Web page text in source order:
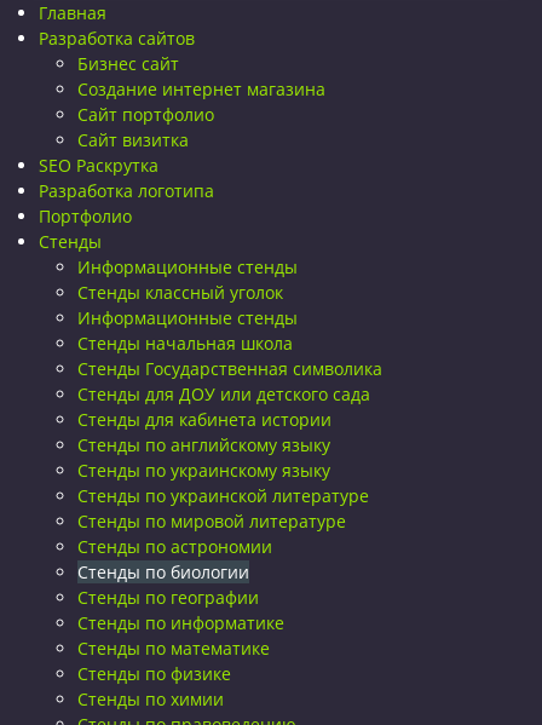
Главная
Разработка сайтов
Бизнес сайт
Создание интернет магазина
Сайт портфолио
Сайт визитка
SEO Раскрутка
Разработка логотипа
Портфолио
Стенды
Информационные стенды
Стенды классный уголок
Информационные стенды
Стенды начальная школа
Стенды Государственная символика
Стенды для ДОУ или детского сада
Стенды для кабинета истории
Стенды по английскому языку
Стенды по украинскому языку
Стенды по украинской литературе
Стенды по мировой литературе
Стенды по астрономии
Стенды по биологии
Стенды по географии
Стенды по информатике
Стенды по математике
Стенды по физике
Стенды по химии